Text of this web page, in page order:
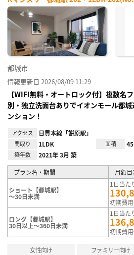
都城市
情報更新日 2026/08/09 11:29
【WIFI無料・オートロック付】複数名
別・独立洗面台ありでイオンモール都
ンション！
アクセス 日豊本線「餅原駅」
間取り 1LDK 面積
築年数 2021年 3月 築
プラン名・期間 月額目
ショート【都城駅】
～30日未満
1日当た
初期費
ロング【都城駅】
30日以上～360日未満
1日当た
初期費
女性向け ファミリー向け